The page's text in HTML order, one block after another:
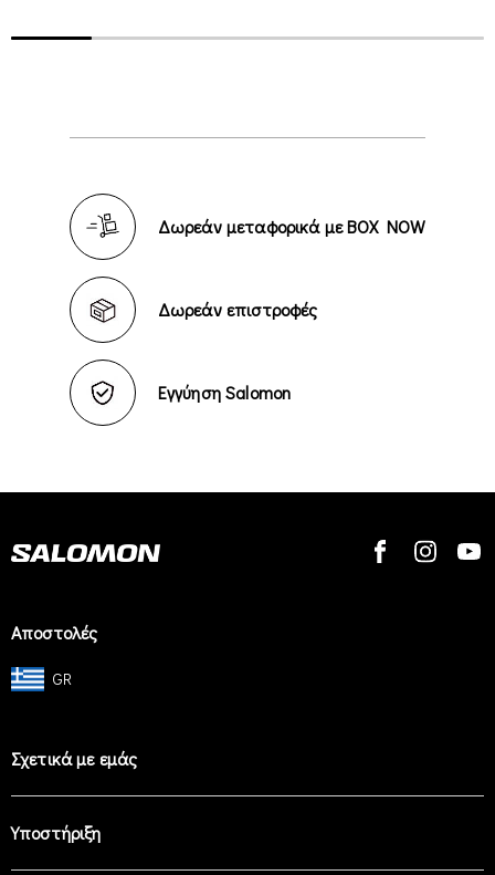
Δωρεάν μεταφορικά με BOX NOW
Δωρεάν επιστροφές
Εγγύηση Salomon
Αποστολές
GR
Σχετικά με εμάς
Υποστήριξη